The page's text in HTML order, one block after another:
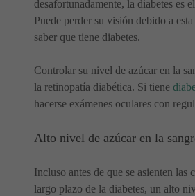
desafortunadamente, la diabetes es
Puede perder su visión debido a
saber que tiene diabetes.
Controlar su nivel de azúcar en la
la retinopatía diabética. Si tiene
hacerse exámenes oculares con
Alto nivel de azúcar en la
Incluso antes de que se asienten las
largo plazo de la diabetes, un alto